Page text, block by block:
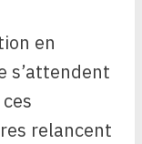
en
s’attendent
relancent